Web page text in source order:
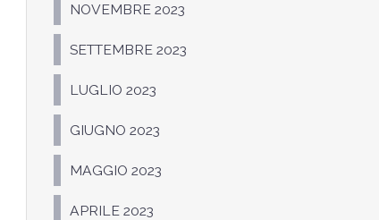
NOVEMBRE 2023
SETTEMBRE 2023
LUGLIO 2023
GIUGNO 2023
MAGGIO 2023
APRILE 2023